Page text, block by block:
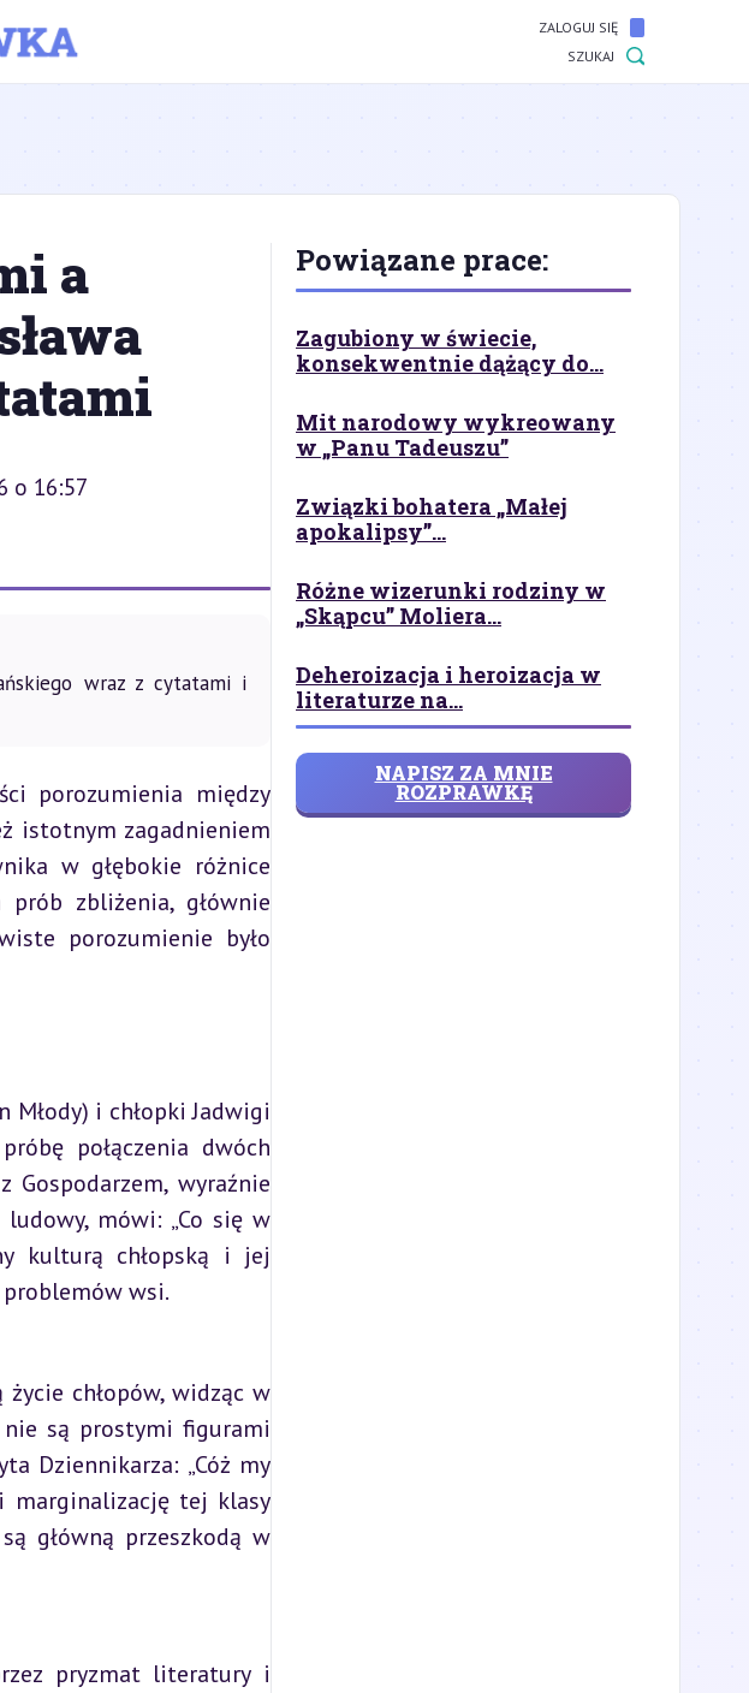
ZALOGUJ SIĘ
SZUKAJ
a
o 16:57
wraz z cytatami i
porozumienia między
istotnym zagadnieniem
w głębokie różnice
zbliżenia, głównie
porozumienie było
Młody) i chłopki Jadwigi
połączenia dwóch
wyraźnie
mówi: „Co się w
kulturą chłopską i jej
wsi.
chłopów, widząc w
są prostymi figurami
Dziennikarza: „Cóż my
i marginalizację tej klasy
główną przeszkodą w
pryzmat literatury i
Powiązane prace:
Zagubiony w świecie,
konsekwentnie dążący do...
Mit narodowy wykreowany
w „Panu Tadeuszu”
Związki bohatera „Małej
apokalipsy”...
Różne wizerunki rodziny w
„Skąpcu” Moliera...
Deheroizacja i heroizacja w
literaturze na...
NAPISZ ZA MNIE
ROZPRAWKĘ